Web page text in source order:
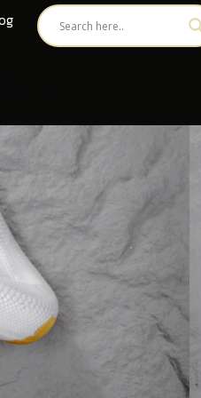
100% Het Lavender Poss OD